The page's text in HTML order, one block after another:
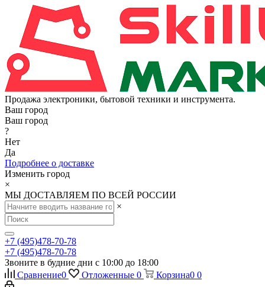
Продажа электроники, бытовой техники и инструмента.
Ваш город
Ваш город
?
Нет
Да
Подробнее о доставке
Изменить город
×
МЫ ДОСТАВЛЯЕМ ПО ВСЕЙ РОССИИ
×
+7 (495)478-70-78
+7 (495)478-70-78
Звоните в будние дни с 10:00 до 18:00
Сравнение0 Отложенные 0 Корзина0 0